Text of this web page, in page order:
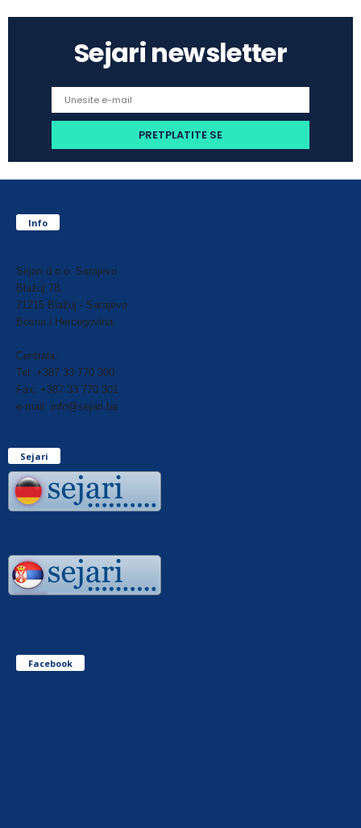
Sejari newsletter
Info
Sejari d.o.o. Sarajevo
Blažuj 78,
71215 Blažuj - Sarajevo
Bosna i Hercegovina
Centrala:
Tel: +387 33 770 300
Fax: +387 33 770 301
e-mail: info@sejari.ba
Sejari
Facebook